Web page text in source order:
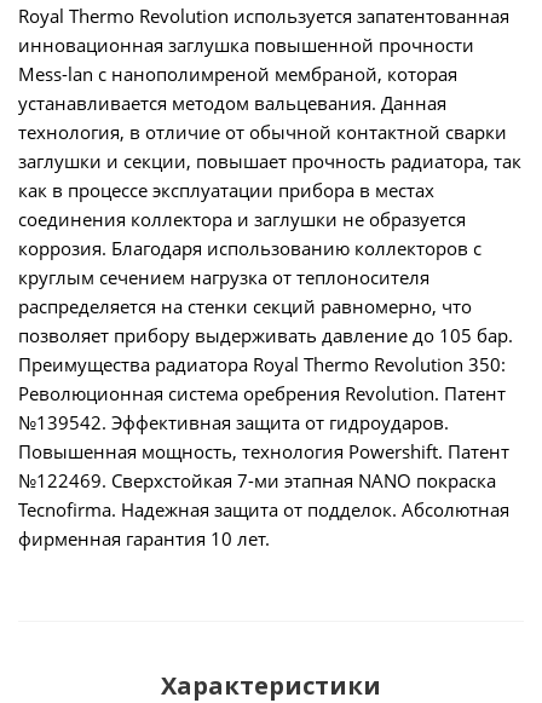
Royal Thermo Revolution используется запатентованная
инновационная заглушка повышенной прочности
Mess-lan с нанополимреной мембраной, которая
устанавливается методом вальцевания. Данная
технология, в отличие от обычной контактной сварки
заглушки и секции, повышает прочность радиатора, так
как в процессе эксплуатации прибора в местах
соединения коллектора и заглушки не образуется
коррозия. Благодаря использованию коллекторов с
круглым сечением нагрузка от теплоносителя
распределяется на стенки секций равномерно, что
позволяет прибору выдерживать давление до 105 бар.
Преимущества радиатора Royal Thermo Revolution 350:
Революционная система оребрения Revolution. Патент
№139542. Эффективная защита от гидроударов.
Повышенная мощность, технология Powershift. Патент
№122469. Сверхстойкая 7-ми этапная NANO покраска
Tecnofirma. Надежная защита от подделок. Абсолютная
фирменная гарантия 10 лет.
Характеристики